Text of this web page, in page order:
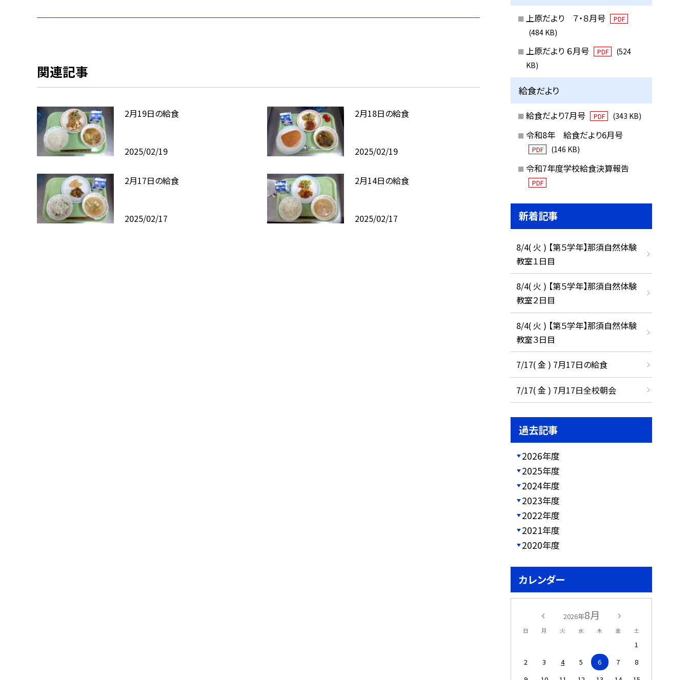
関連記事
2月19日の給食
2025/02/19
2月18日の給食
2025/02/19
2月17日の給食
2025/02/17
2月14日の給食
2025/02/17
上原だより ７・８月号 PDF
(484 KB)
上原だより ６月号 PDF
(524
KB)
給食だより
給食だより7月号 PDF (343 KB)
令和8年 給食だより6月号
PDF (146 KB)
令和7年度学校給食決算報告
PDF
新着記事
8/4( 火 ) 【第５学年】那須自然体験
教室１日目
8/4( 火 ) 【第５学年】那須自然体験
教室２日目
8/4( 火 ) 【第５学年】那須自然体験
教室３日目
7/17( 金 ) 7月17日の給食
7/17( 金 ) 7月17日全校朝会
過去記事
2026年度
2025年度
2024年度
2023年度
2022年度
2021年度
2020年度
カレンダー
2026年8月
日 月 火 水 木 金 土
1
2
3 4 5 6 7
8